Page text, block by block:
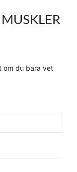
om du bara vet